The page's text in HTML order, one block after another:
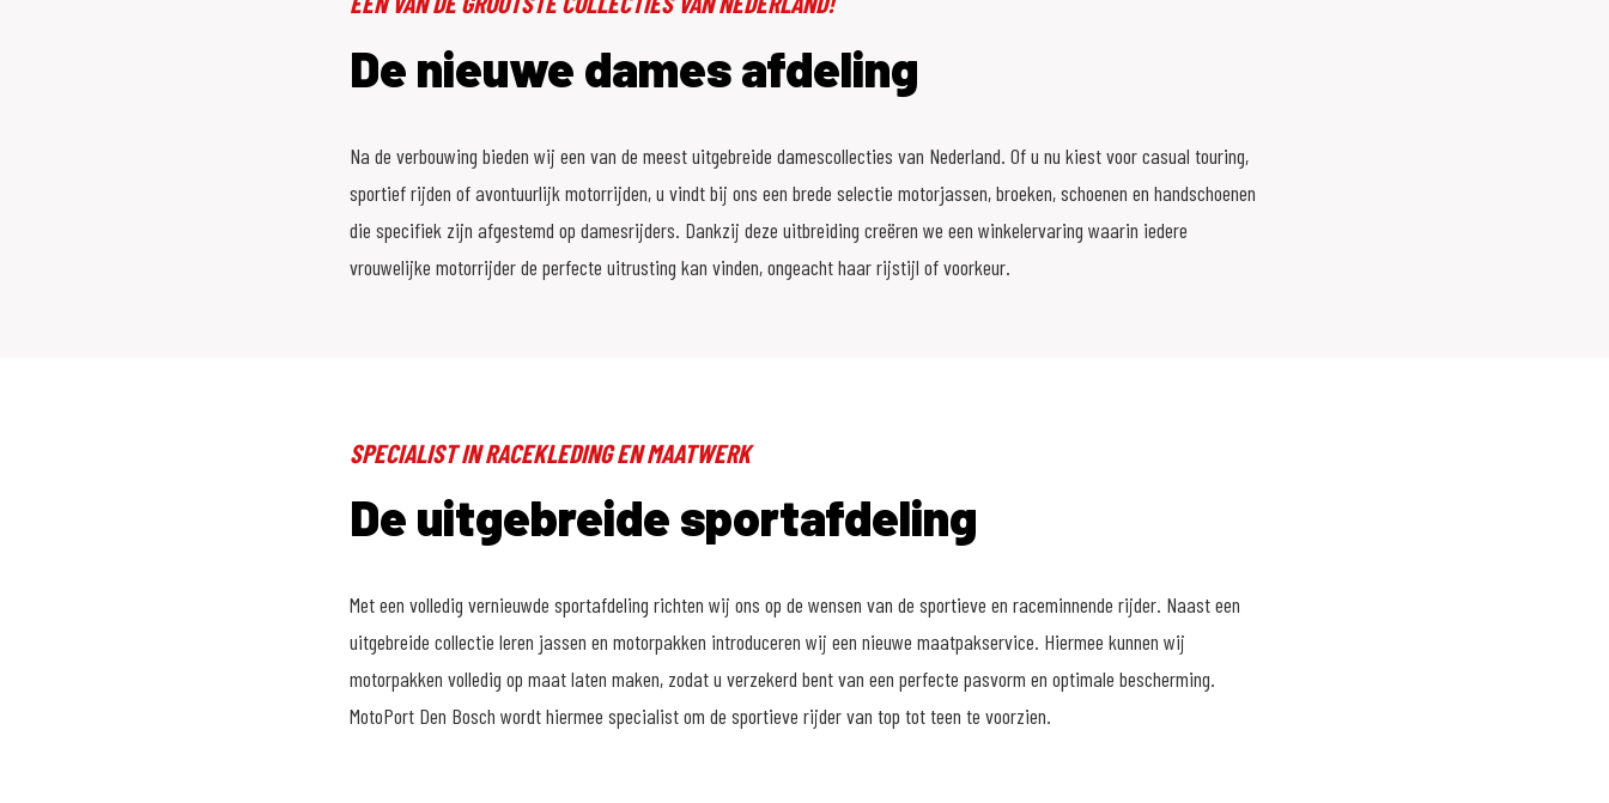
De nieuwe dames afdeling
Na de verbouwing bieden wij een van de meest uitgebreide damescollecties van Nederland. Of u nu kiest voor casual touring,
sportief rijden of avontuurlijk motorrijden, u vindt bij ons een brede selectie motorjassen, broeken, schoenen en handschoenen
die specifiek zijn afgestemd op damesrijders. Dankzij deze uitbreiding creëren we een winkelervaring waarin iedere
vrouwelijke motorrijder de perfecte uitrusting kan vinden, ongeacht haar rijstijl of voorkeur.
SPECIALIST IN RACEKLEDING EN MAATWERK
De uitgebreide sportafdeling
Met een volledig vernieuwde sportafdeling richten wij ons op de wensen van de sportieve en raceminnende rijder. Naast een
uitgebreide collectie leren jassen en motorpakken introduceren wij een nieuwe maatpakservice. Hiermee kunnen wij
motorpakken volledig op maat laten maken, zodat u verzekerd bent van een perfecte pasvorm en optimale bescherming.
MotoPort Den Bosch wordt hiermee specialist om de sportieve rijder van top tot teen te voorzien.